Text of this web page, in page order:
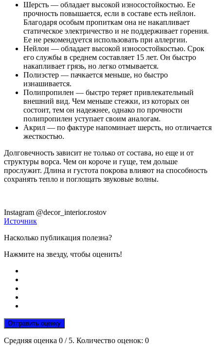
Шерсть — обладает высокой износостойкостью. Ее
прочность повышается, если в составе есть нейлон.
Благодаря особым пропиткам она не накапливает
статическое электричество и не поддерживает горения.
Ее не рекомендуется использовать при аллергии.
Нейлон — обладает высокой износостойкостью. Срок
его службы в среднем составляет 15 лет. Он быстро
накапливает грязь, но легко отмывается.
Полиэстер — пачкается меньше, но быстро
изнашивается.
Полипропилен — быстро теряет привлекательный
внешний вид. Чем меньше стежки, из которых он
состоит, тем он надежнее, однако по прочности
полипропилен уступает своим аналогам.
Акрил — по фактуре напоминает шерсть, но отличается
жесткостью.
Долговечность зависит не только от состава, но еще и от
структуры ворса. Чем он короче и гуще, тем дольше
прослужит. Длина и густота покрова влияют на способность
сохранять тепло и поглощать звуковые волны.
Instagram @decor_interior.rostov
Источник
Насколько публикация полезна?
Нажмите на звезду, чтобы оценить!
Отправить оценку
Средняя оценка 0 / 5. Количество оценок: 0